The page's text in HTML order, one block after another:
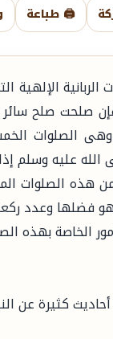
🖨️ طباعة
الربانية
فإن صلحت صلح
الصلوات
الله عليه وسلم
هذه الصلوات
فضلها وعدد
الخاصة بهذه
كثيرة عن